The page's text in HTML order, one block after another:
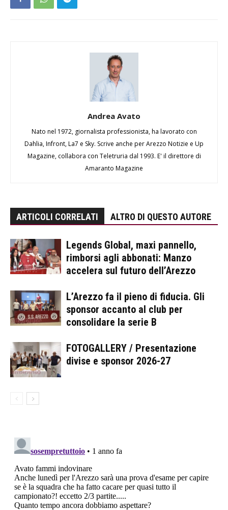
Andrea Avato
Nato nel 1972, giornalista professionista, ha lavorato con
Dahlia, Infront, La7 e Sky. Scrive anche per Arezzo Notizie e Up
Magazine, collabora con Teletruria dal 1993. E' il direttore di
Amaranto Magazine
ARTICOLI CORRELATI ALTRO DI QUESTO AUTORE
Legends Global, maxi pannello,
rimborsi agli abbonati: Manzo
accelera sul futuro dell’Arezzo
L’Arezzo fa il pieno di fiducia. Gli
sponsor accanto al club per
consolidare la serie B
FOTOGALLERY / Presentazione
divise e sponsor 2026-27